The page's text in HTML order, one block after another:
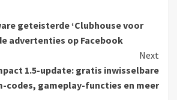
geteisterde ‘Clubhouse voor
advertenties op Facebook
Next
1.5-update: gratis inwisselbare
codes, gameplay-functies en meer